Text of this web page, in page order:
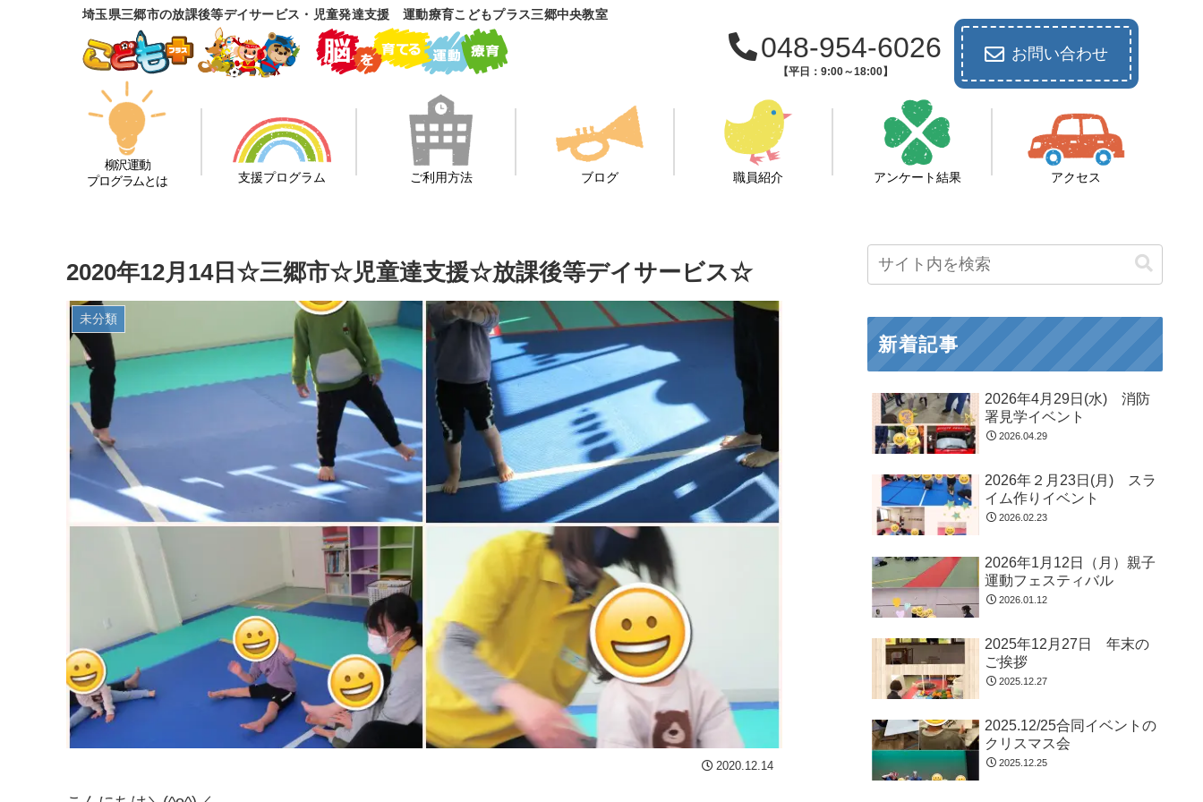
埼玉県三郷市の放課後等デイサービス・児童発達支援 運動療育こどもプラス三郷中央教室
048-954-6026
【平日：9:00～18:00】
お問い合わせ
柳沢運動
プログラムとは
支援プログラム ご利用方法 ブログ 職員紹介 アンケート結果 アクセス
2020年12月14日☆三郷市☆児童達支援☆放課後等デイサービス☆
未分類
2020.12.14
新着記事
2026年4月29日(水) 消防
署見学イベント
2026.04.29
2026年２月23日(月) スラ
イム作りイベント
2026.02.23
2026年1月12日（月）親子
運動フェスティバル
2026.01.12
2025年12月27日 年末の
ご挨拶
2025.12.27
2025.12/25合同イベントの
クリスマス会
2025.12.25